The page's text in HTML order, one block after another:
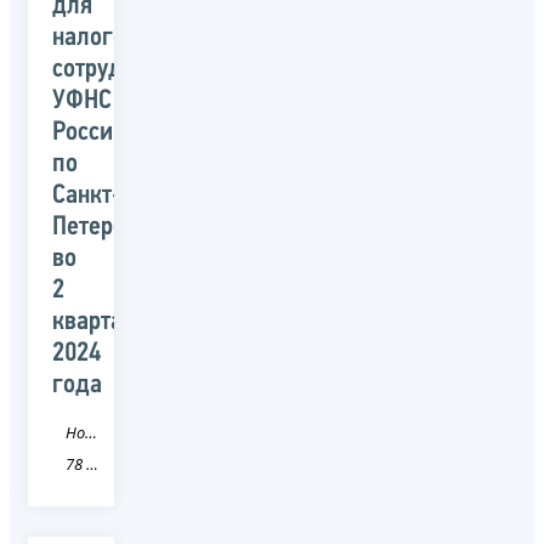
для
налогоплательщиков
сотрудниками
УФНС
России
по
Санкт-
Петербургу
во
2
квартале
2024
года
Новость
78 Санкт-Петербург